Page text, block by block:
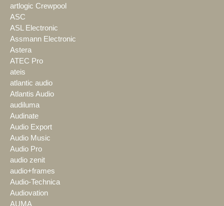
artlogic Crewpool
ASC
ASL Electronic
Assmann Electronic
Astera
ATEC Pro
ateis
atlantic audio
Atlantis Audio
audiluma
Audinate
Audio Export
Audio Music
Audio Pro
audio zenit
audio+frames
Audio-Technica
Audiovation
AUMA